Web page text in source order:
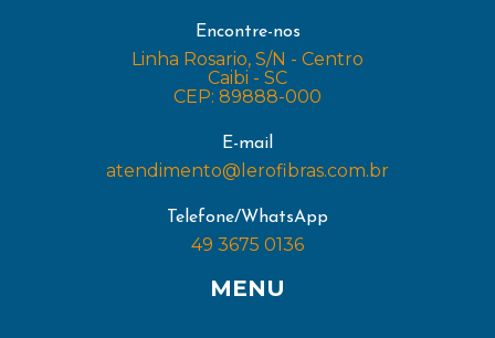
Encontre-nos
Linha Rosario, S/N - Centro
Caibi - SC
CEP: 89888-000
E-mail
atendimento@lerofibras.com.br
Telefone/WhatsApp
49 3675 0136
MENU